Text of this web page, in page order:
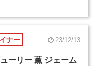
ナー 23/12/13
ーリー 薫 ジェーム